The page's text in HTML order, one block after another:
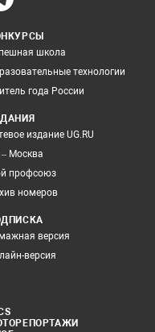
школа
технологии
года России
издание UG.RU
Москва
профсоюз
номеров
версия
версия